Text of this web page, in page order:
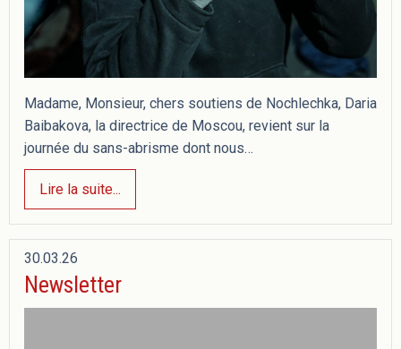
Madame, Monsieur, chers soutiens de Nochlechka, Daria
Baibakova, la directrice de Moscou, revient sur la
journée du sans-abrisme dont nous…
Lire la suite...
30.03.26
Newsletter